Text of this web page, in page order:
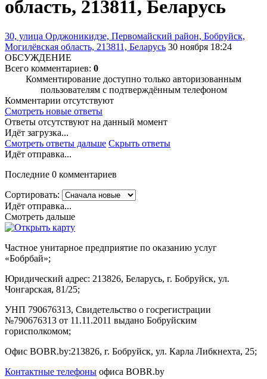
область, 213811, Беларусь
30, улица Орджоникидзе, Первомайский район, Бобруйск,
Могилёвская область, 213811, Беларусь 30 ноября 18:24
ОБСУЖДЕНИЕ
Всего комментариев: 0
Комментирование доступно только авторизованным
пользователям с подтверждённым телефоном
Комментарии отсутствуют
Смотреть новые ответы
Ответы отсутствуют на данный момент
Идёт загрузка...
Смотреть ответы дальше Скрыть ответы
Идёт отправка...
Последние 0 комментариев
Сортировать:
Идёт отправка...
Смотреть дальше
Частное унитарное предприятие по оказанию услуг
«Бобрбай»;
Юридический адрес: 213826, Беларусь, г. Бобруйск, ул.
Чонгарская, 81/25;
УНП 790676313, Свидетельство о госрегистрации
№790676313 от 11.11.2011 выдано Бобруйским
горисполкомом;
Офис BOBR.by:213826, г. Бобруйск, ул. Карла Либкнехта, 25;
Контактные телефоны офиса BOBR.by